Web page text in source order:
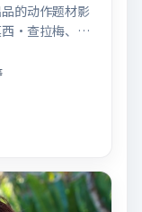
的动作题材影
西·查拉梅、章
线首映。影
开叙事，镜头
物弧光完整；
，亦留有可供
与人物关系的